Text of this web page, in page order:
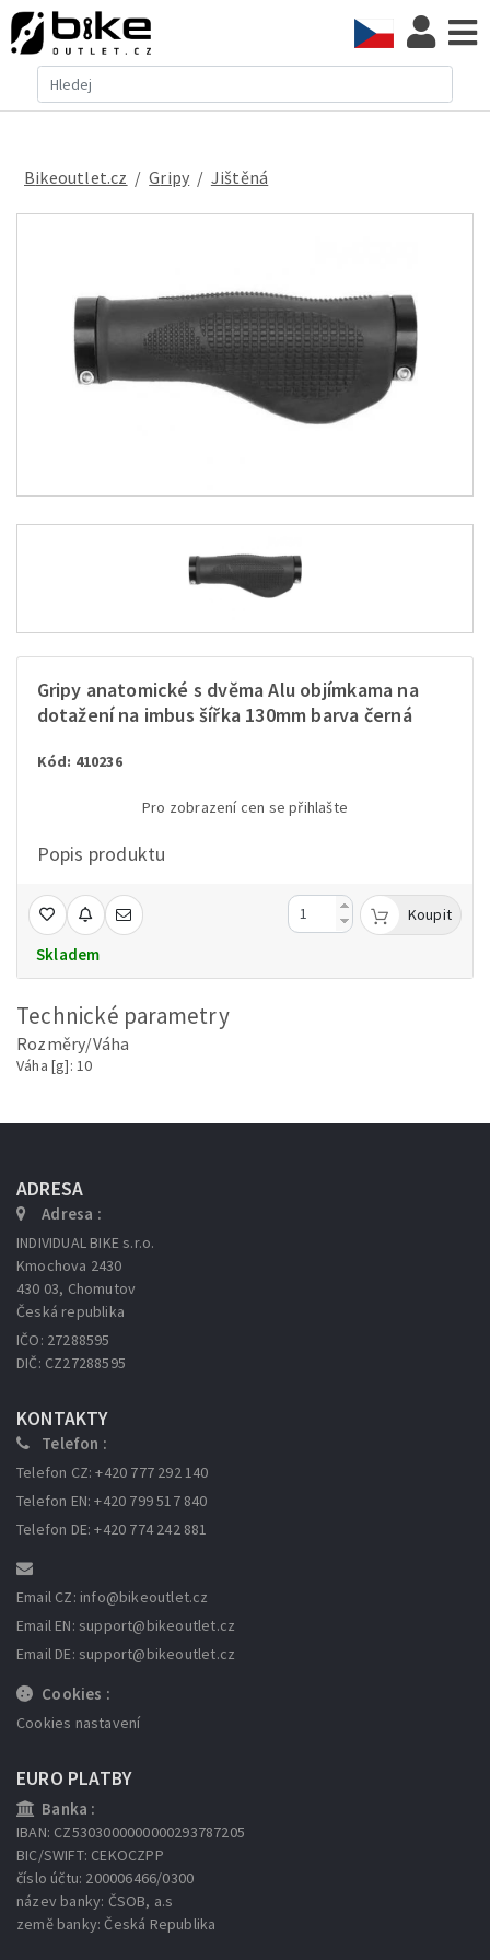
Bikeoutlet.cz / gripy / jištěná
Gripy anatomické s dvěma Alu objímkama na
dotažení na imbus šířka 130mm barva černá
Kód: 410236
Pro zobrazení cen se přihlašte
Popis produktu
Skladem
Koupit
Technické parametry
Rozměry/Váha
Váha [g]: 10
ADRESA
Adresa :
INDIVIDUAL BIKE s.r.o.
Kmochova 2430
430 03, Chomutov
Česká republika
IČO: 27288595
DIČ: CZ27288595
KONTAKTY
Telefon :
Telefon CZ: +420 777 292 140
Telefon EN: +420 799 517 840
Telefon DE: +420 774 242 881
Email CZ: info@bikeoutlet.cz
Email EN: support@bikeoutlet.cz
Email DE: support@bikeoutlet.cz
Cookies :
Cookies nastavení
EURO PLATBY
Banka :
IBAN: CZ5303000000000293787205
BIC/SWIFT: CEKOCZPP
číslo účtu: 200006466/0300
název banky: ČSOB, a.s
země banky: Česká Republika